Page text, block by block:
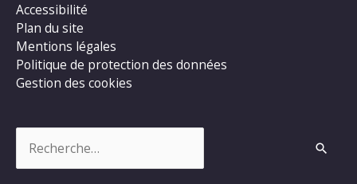
Accessibilité
Plan du site
Mentions légales
Politique de protection des données
Gestion des cookies